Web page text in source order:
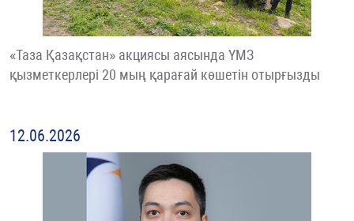
«Таза Қазақстан» акциясы аясында ҮМЗ
қызметкерлері 20 мың қарағай көшетін отырғызды
12.06.2026